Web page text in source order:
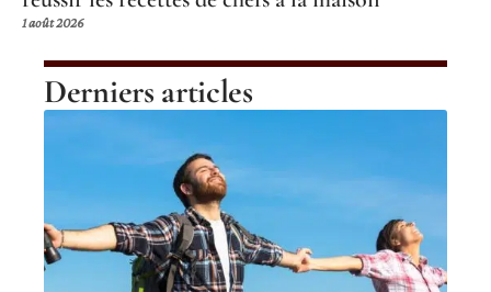
1 août 2026
Derniers articles